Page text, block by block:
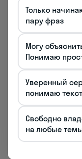
Allons
Allons-y
Отдельного
конструкции с
означает «туда»
глаголу
Только
пару фраз
Могу
Понимаю
Уверенный
понимаю
Свободно
на любые